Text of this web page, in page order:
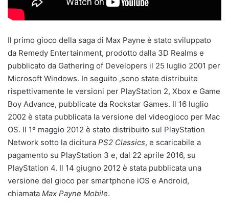
Il primo gioco della saga di Max Payne è stato sviluppato
da Remedy Entertainment, prodotto dalla 3D Realms e
pubblicato da Gathering of Developers il 25 luglio 2001 per
Microsoft Windows. In seguito ,sono state distribuite
rispettivamente le versioni per PlayStation 2, Xbox e Game
Boy Advance, pubblicate da Rockstar Games. Il 16 luglio
2002 è stata pubblicata la versione del videogioco per Mac
OS. Il 1º maggio 2012 è stato distribuito sul PlayStation
Network sotto la dicitura PS2 Classics, e scaricabile a
pagamento su PlayStation 3 e, dal 22 aprile 2016, su
PlayStation 4. Il 14 giugno 2012 è stata pubblicata una
versione del gioco per smartphone iOS e Android,
chiamata Max Payne Mobile.